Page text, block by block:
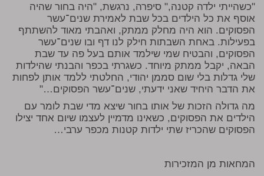
"כשהייתי ילדה קטנה," סיפרה, נרגשת, "היה בחור שהיה
אוסף את כל הילדים בכל שבת לאמירת שנים־עשר
הפסוקים. הוא היה מחלק ממתק, ואהבתי מאוד להשתתף
בפעילות. באחת השבתות חילק לנו דף ובו שנים־עשר
הפסוקים, והבטיח שמי שילמד אותם בעל פה עד שבת
הבאה, יקבל ממתק מיוחד. כשגרתי בכפר והבנתי שהילדות
שלי גדלות בלי שום סממן יהודי, החלטתי ללמד אותן לפחות
את הדבר היחיד שאני ידעתי, שנים־עשר הפסוקים…"
מה גדולה הזכות של אותו בחור שיצא מדי שבת לומר עם
הילדים את הפסוקים, כשאינו מדמיין לעצמו שיום אחד יצילו
הפסוקים שהכריז שתי ילדות קטנות מכפר ערבי…
המחאות מן המזכירות